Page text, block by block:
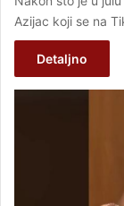
Azijac koji se na
Detaljno